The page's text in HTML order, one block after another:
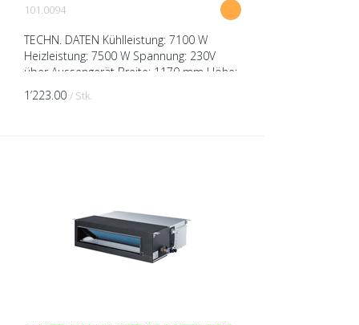
101.0094
TECHN. DATEN Kühlleistung: 7100 W
Heizleistung: 7500 W Spannung: 230V
über Aussengerät Breite: 1170 mm Höhe:
185 mm Tiefe: 420 mm Gewicht: 24 kg
Schalldruckpegel ( bei 1m...
1’223.00 / Stk.